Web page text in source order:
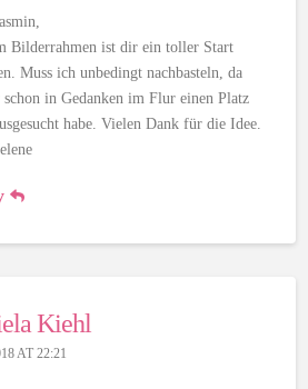
Bilderrahmen ist dir ein toller Start
Muss ich unbedingt nachbasteln, da
in Gedanken im Flur einen Platz
habe. Vielen Dank für die Idee.
Kiehl
AT 22:21